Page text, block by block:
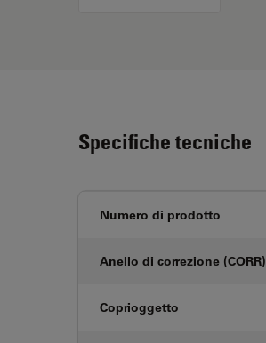
Specifiche tecniche
Numero di prodotto
Anello di correzione (CORR)
Coprioggetto